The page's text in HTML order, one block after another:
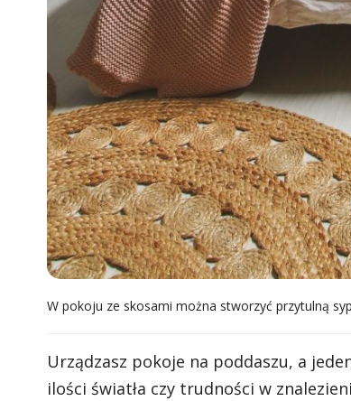
W pokoju ze skosami można stworzyć przytulną
Urządzasz pokoje na poddaszu, a
ilości światła czy trudności w